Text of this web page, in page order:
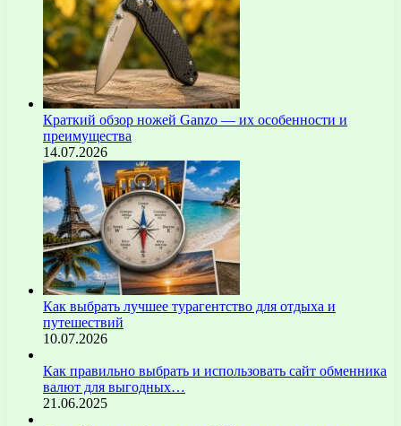
Краткий обзор ножей Ganzo — их особенности и
преимущества
14.07.2026
Как выбрать лучшее турагентство для отдыха и
путешествий
10.07.2026
Как правильно выбрать и использовать сайт обменника
валют для выгодных…
21.06.2025